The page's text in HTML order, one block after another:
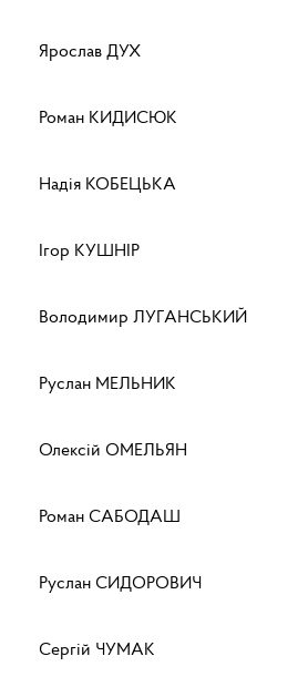
Ярослав ДУХ
Роман КИДИСЮК
Надія КОБЕЦЬКА
Ігор КУШНІР
Володимир ЛУГАНСЬКИЙ
Руслан МЕЛЬНИК
Олексій ОМЕЛЬЯН
Роман САБОДАШ
Руслан СИДОРОВИЧ
Сергій ЧУМАК